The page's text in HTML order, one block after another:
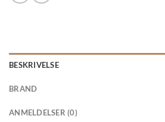
BESKRIVELSE
BRAND
ANMELDELSER (0)